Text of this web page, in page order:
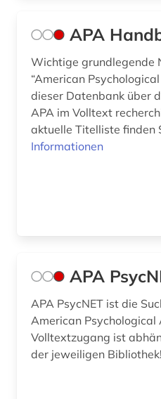
familie (1)
feminismus (2)
bildungsforschung (1)
filmwissenschaft (2)
finance (1)
APA
Wichtige grundlegende
“American
dieser Datenbank über
APA im Volltext
aktuelle Titelliste finden
Informationen
APA
APA PsycNET ist die
American Psychological
Volltextzugang ist
der jeweiligen Bibliothek!